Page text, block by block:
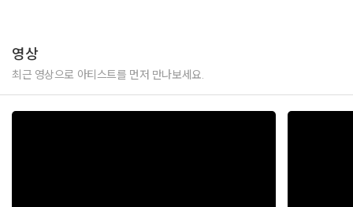
영상
최근 영상으로 아티스트를 먼저 만나보세요.